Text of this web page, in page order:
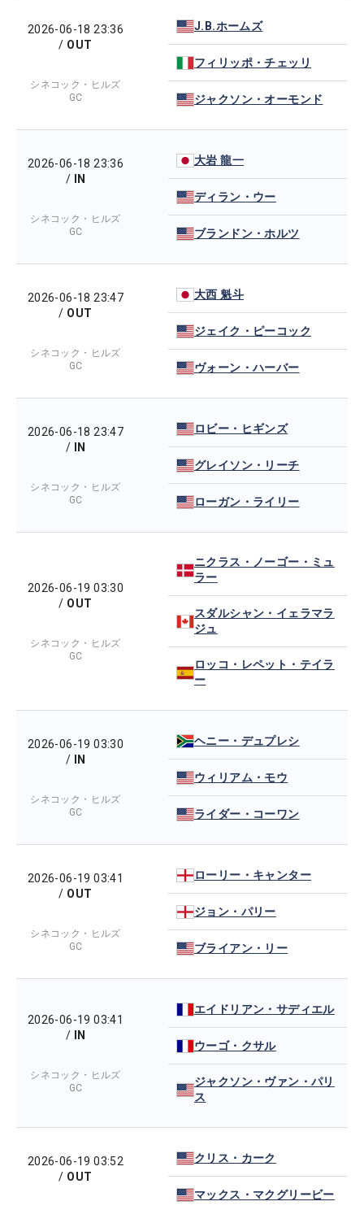
2026-06-18 23:36
/ OUT
シネコック・ヒルズ
GC
J.B.ホームズ
フィリッポ・チェッリ
ジャクソン・オーモンド
2026-06-18 23:36
/
IN
シネコック・ヒルズ
GC
大岩 龍一
ディラン・ウー
ブランドン・ホルツ
2026-06-18 23:47
/ OUT
シネコック・ヒルズ
GC
大西 魁斗
ジェイク・ピーコック
ヴォーン・ハーバー
2026-06-18 23:47
/
IN
シネコック・ヒルズ
GC
ロビー・ヒギンズ
グレイソン・リーチ
ローガン・ライリー
2026-06-19 03:30
/ OUT
シネコック・ヒルズ
GC
ニクラス・ノーゴー・ミュ
ラー
スダルシャン・イェラマラ
ジュ
ロッコ・レペット・テイラ
ー
2026-06-19 03:30
/
IN
シネコック・ヒルズ
GC
ヘニー・デュプレシ
ウィリアム・モウ
ライダー・コーワン
2026-06-19 03:41
/ OUT
シネコック・ヒルズ
GC
ローリー・キャンター
ジョン・パリー
ブライアン・リー
2026-06-19 03:41
/
IN
シネコック・ヒルズ
GC
エイドリアン・サディエル
ウーゴ・クサル
ジャクソン・ヴァン・パリ
ス
2026-06-19 03:52
/ OUT
クリス・カーク
マックス・マクグリービー